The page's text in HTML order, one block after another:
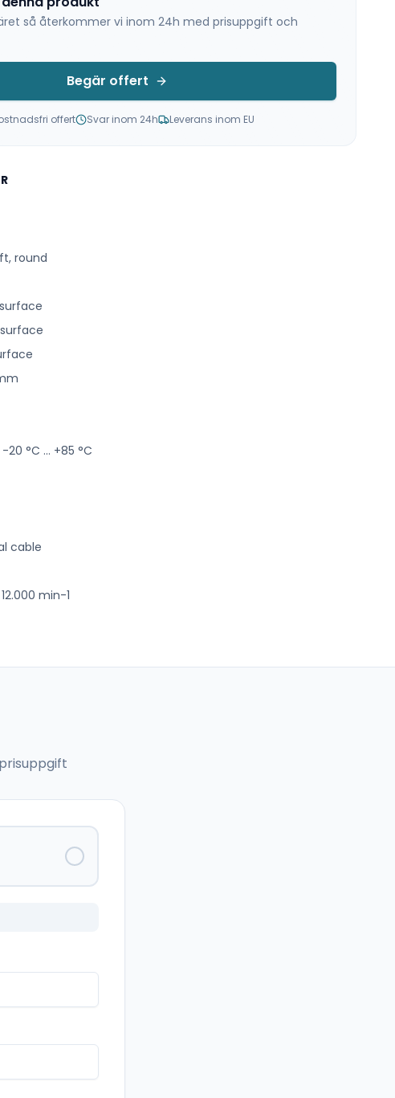
så återkommer vi inom 24h med prisuppgift och
Begär offert
offert Svar inom 24h Leverans inom EU
round
°C ... +85 °C
cable
min-1